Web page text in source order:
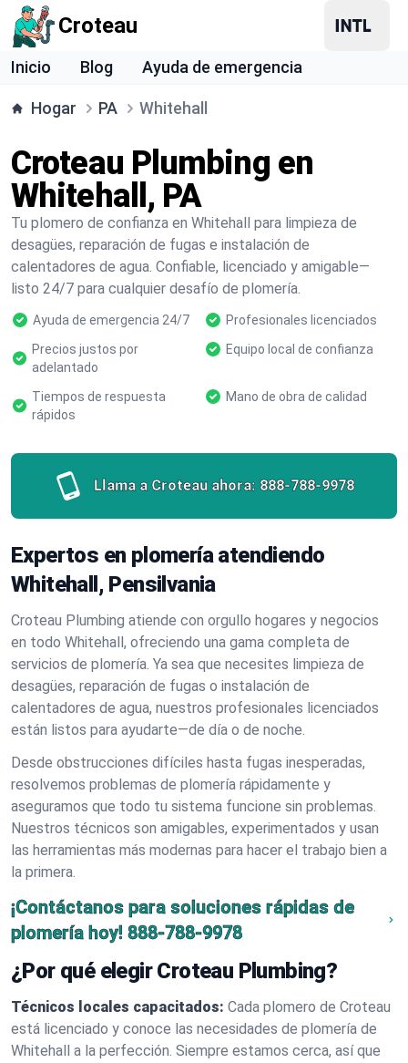
Croteau
Inicio Blog Ayuda de emergencia
Hogar PA Whitehall
Croteau Plumbing en
Whitehall, PA
Tu plomero de confianza en Whitehall para limpieza de
desagües, reparación de fugas e instalación de
calentadores de agua. Confiable, licenciado y amigable—
listo 24/7 para cualquier desafío de plomería.
Ayuda de emergencia 24/7
Profesionales licenciados
Precios justos por
adelantado
Equipo local de confianza
Tiempos de respuesta
rápidos
Mano de obra de calidad
Llama a Croteau ahora: 888-788-9978
Expertos en plomería atendiendo
Whitehall, Pensilvania
Croteau Plumbing atiende con orgullo hogares y negocios
en todo Whitehall, ofreciendo una gama completa de
servicios de plomería. Ya sea que necesites limpieza de
desagües, reparación de fugas o instalación de
calentadores de agua, nuestros profesionales licenciados
están listos para ayudarte—de día o de noche.
Desde obstrucciones difíciles hasta fugas inesperadas,
resolvemos problemas de plomería rápidamente y
aseguramos que todo tu sistema funcione sin problemas.
Nuestros técnicos son amigables, experimentados y usan
las herramientas más modernas para hacer el trabajo bien a
la primera.
¡Contáctanos para soluciones rápidas de
plomería hoy! 888-788-9978
¿Por qué elegir Croteau Plumbing?
Técnicos locales capacitados: Cada plomero de Croteau
está licenciado y conoce las necesidades de plomería de
Whitehall a la perfección. Siempre estamos cerca, así que